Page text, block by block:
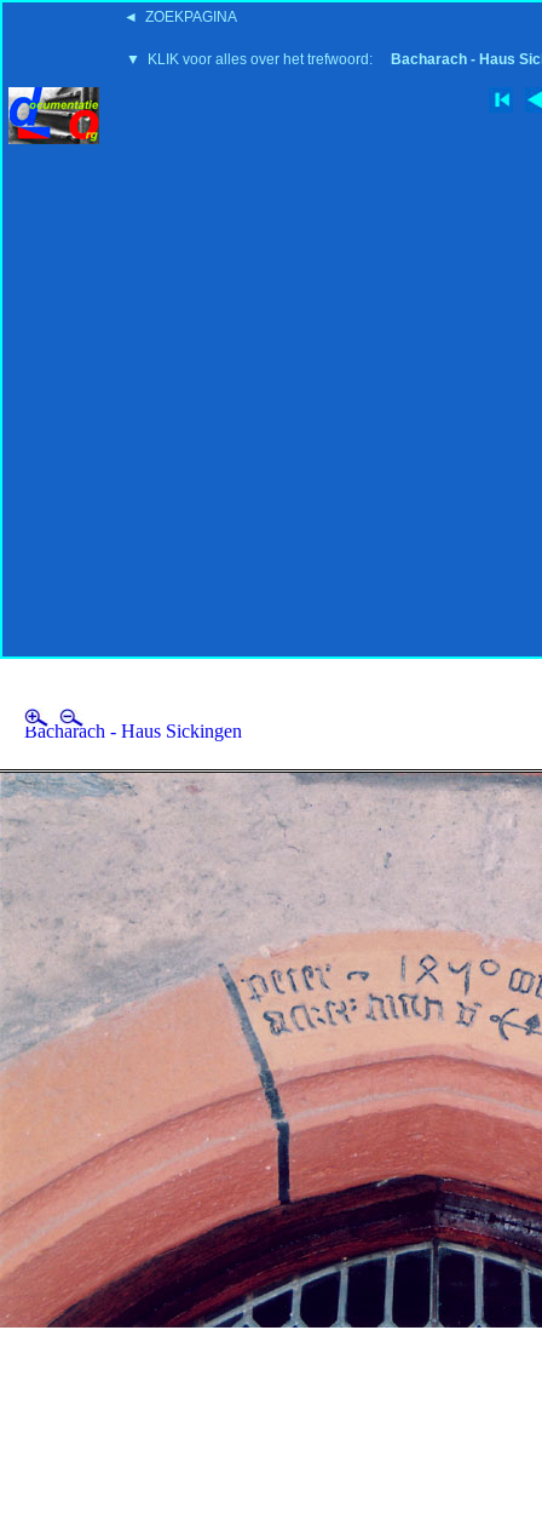
◄ ZOEKPAGINA
▼ KLIK voor alles over het trefwoord: Bacharach - Haus
Bacharach - Haus Sickingen
'15:19 19-2-2008